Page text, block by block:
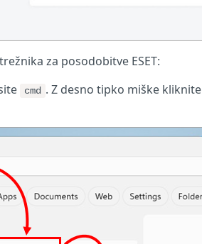
za posodobitve ESET:
cmd . Z desno tipko miške kliknite